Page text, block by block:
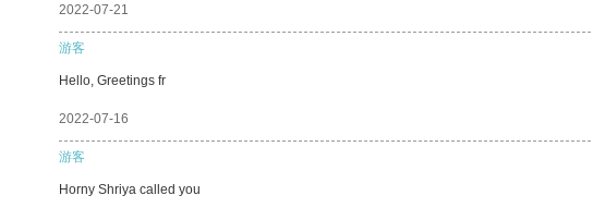
2022-07-21
游客
Hello, Greetings fr
2022-07-16
游客
Horny Shriya called you